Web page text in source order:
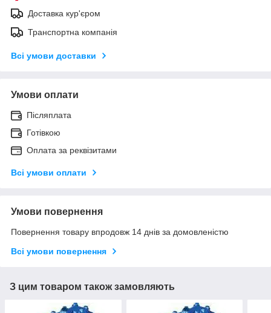
Доставка кур'єром
Транспортна компанія
Всі умови доставки
Умови оплати
Післяплата
Готівкою
Оплата за реквізитами
Всі умови оплати
Умови повернення
Повернення товару впродовж 14 днів за домовленістю
Всі умови повернення
З цим товаром також замовляють